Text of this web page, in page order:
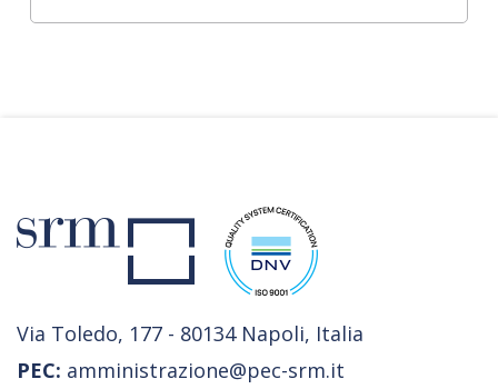
Via Toledo, 177 - 80134 Napoli, Italia
PEC: amministrazione@pec-srm.it